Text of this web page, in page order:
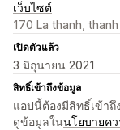
เว็บไซต์
170 La thanh,
เปิดตัวแล้ว
3 มิถุนายน 2021
สิทธิ์เข้าถึงข้อมูล
แอปนี้ต้องมีสิทธิ์เข้า
ดูข้อมูลในนโยบายค